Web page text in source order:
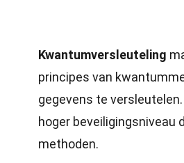
Kwantumversleuteling
principes van
gegevens te versleutelen.
hoger beveiligingsniveau
methoden.